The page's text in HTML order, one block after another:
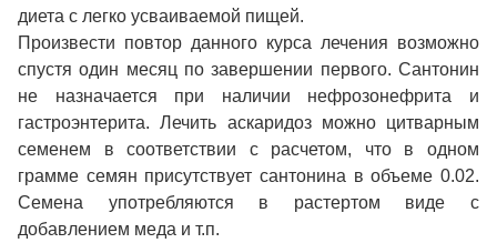
диета с легко усваиваемой пищей.
Произвести повтор данного курса лечения возможно
спустя один месяц по завершении первого. Сантонин
не назначается при наличии нефрозонефрита и
гастроэнтерита. Лечить аскаридоз можно цитварным
семенем в соответствии с расчетом, что в одном
грамме семян присутствует сантонина в объеме 0.02.
Семена употребляются в растертом виде с
добавлением меда и т.п.